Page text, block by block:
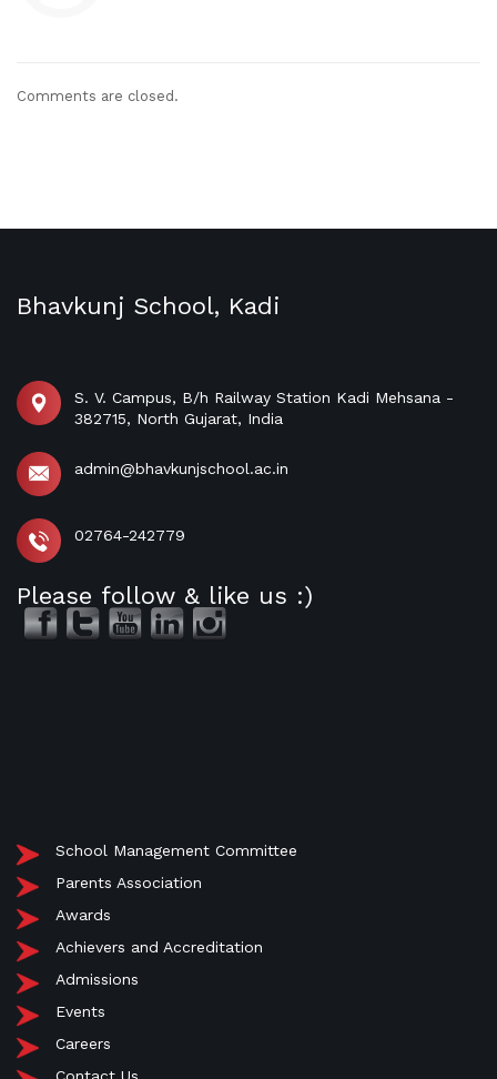
Comments are closed.
Bhavkunj School, Kadi
S. V. Campus, B/h Railway Station Kadi Mehsana -
382715, North Gujarat, India
admin@bhavkunjschool.ac.in
02764-242779
Please follow & like us :)
School Management Committee
Parents Association
Awards
Achievers and Accreditation
Admissions
Events
Careers